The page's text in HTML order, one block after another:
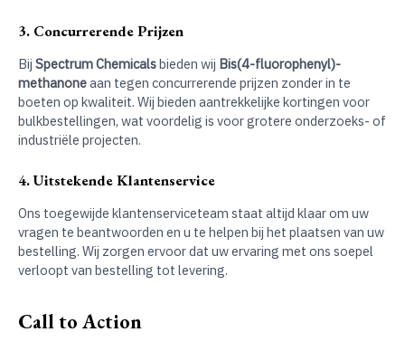
3. Concurrerende Prijzen
Bij Spectrum Chemicalsbieden wij Bis(4-fluorophenyl)-
methanoneaan tegen concurrerende prijzen zonder in te
boeten op kwaliteit. Wij bieden aantrekkelijke kortingen voor
bulkbestellingen, wat voordelig is voor grotere onderzoeks- of
industriële projecten.
4. Uitstekende Klantenservice
Ons toegewijde klantenserviceteam staat altijd klaar om uw
vragen te beantwoorden en u te helpen bij het plaatsen van uw
bestelling. Wij zorgen ervoor dat uw ervaring met ons soepel
verloopt van bestelling tot levering.
Call to Action